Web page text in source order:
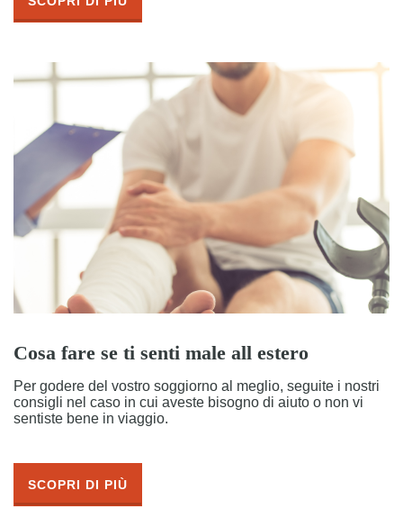
Cosa fare se ti senti male all estero
Per godere del vostro soggiorno al meglio, seguite i nostri
consigli nel caso in cui aveste bisogno di aiuto o non vi
sentiste bene in viaggio.
SCOPRI DI PIÙ